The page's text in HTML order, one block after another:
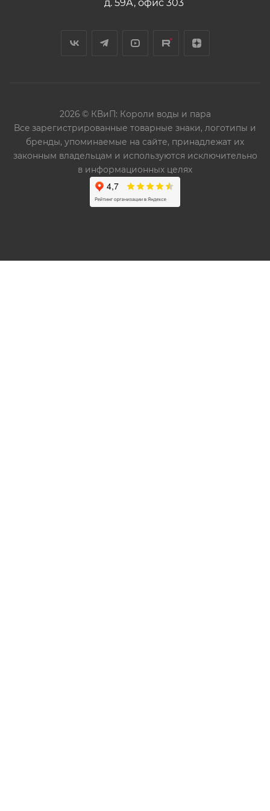
д. 59А, офис 303
2026 © КВиП: Короли воды и пара
Bce зарегистрированные товарные знаки, логотипы и
бренды, упоминаемые на сайте, принадлежат их
законным владельцам и используются исключительно
в информационных целях